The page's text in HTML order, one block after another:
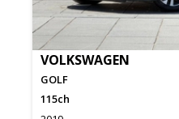
VOLKSWAGEN
GOLF
115ch